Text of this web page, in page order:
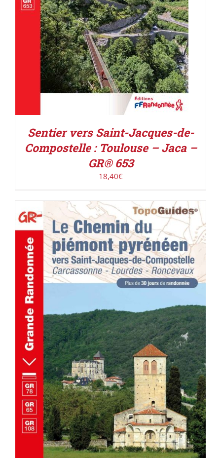
Sentier vers Saint-Jacques-de-
Compostelle : Toulouse – Jaca –
GR® 653
18,40€
AJOUTER AU PANIER / DÉTAILS